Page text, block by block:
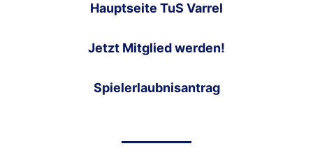
Hauptseite TuS Varrel
Jetzt Mitglied werden!
Spielerlaubnisantrag